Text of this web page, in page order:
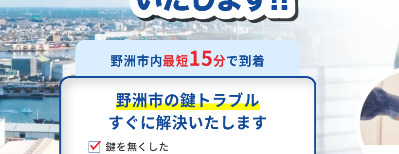
野洲市内最短15分で到着
野洲市の鍵トラブル
すぐに解決いたします
鍵を無くした